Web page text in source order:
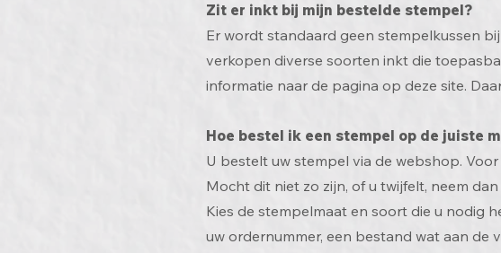
Zit er inkt bij mijn bestelde stempel?
Er wordt standaard geen stempelkussen
verkopen diverse soorten inkt die
informatie naar de pagina op deze site.
Hoe bestel ik een stempel op de juiste
U bestelt uw stempel via de webshop.
Mocht dit niet zo zijn, of u twijfelt, neem
Kies de stempelmaat en soort die u nodig
uw ordernummer, een bestand wat aan de